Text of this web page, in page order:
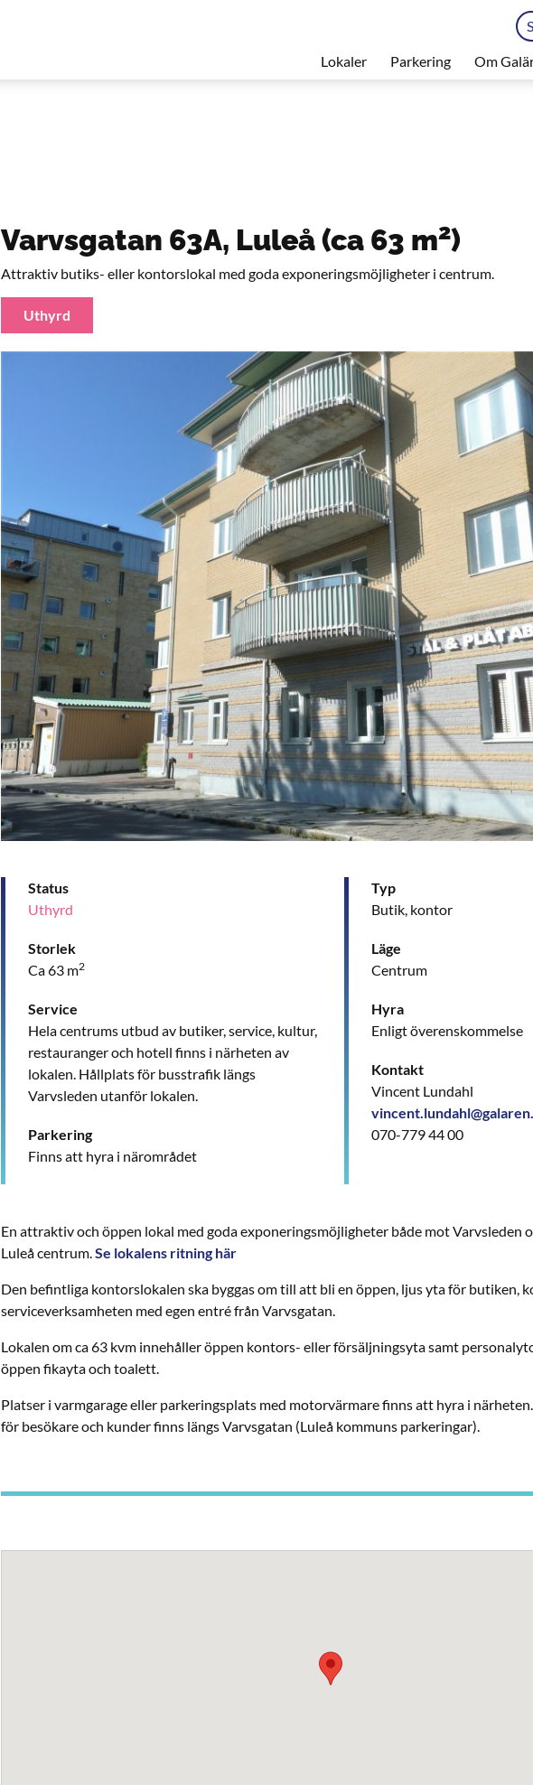
Lokaler Parkering Om
Varvsgatan 63A, Luleå (ca 63 m2)
Attraktiv butiks- eller kontorslokal med goda exponeringsmöjligheter i centrum.
Uthyrd
Status
Uthyrd
Storlek
Ca 63 m2
Service
Hela centrums utbud av butiker, service, kultur,
restauranger och hotell finns i närheten av
lokalen. Hållplats för busstrafik längs
Varvsleden utanför lokalen.
Parkering
Finns att hyra i närområdet
Typ
Butik, kontor
Läge
Centrum
Hyra
Enligt överenskommelse
Kontakt
Vincent Lundahl
070-779 44 00
En attraktiv och öppen lokal med goda exponeringsmöjligheter både mot Varvsleden
Luleå centrum. Se lokalens ritning här
Den befintliga kontorslokalen ska byggas om till att bli en öppen, ljus yta för butiken,
serviceverksamheten med egen entré från Varvsgatan.
Lokalen om ca 63 kvm innehåller öppen kontors- eller försäljningsyta samt
öppen fikayta och toalett.
Platser i varmgarage eller parkeringsplats med motorvärmare finns att hyra i
för besökare och kunder finns längs Varvsgatan (Luleå kommuns parkeringar).